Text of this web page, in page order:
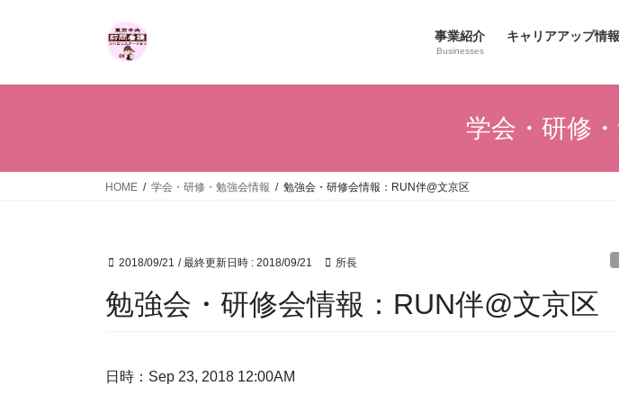
事業紹介
Businesses
キャリアアップ情報
学会・研修
HOME 学会・研修・勉強会情報 勉強会・研修会情報：RUN伴@文京区
2018/09/21 / 最終更新日時 : 2018/09/21 所長
勉強会・研修会情報：RUN伴@文京区
日時：Sep 23, 2018 12:00AM